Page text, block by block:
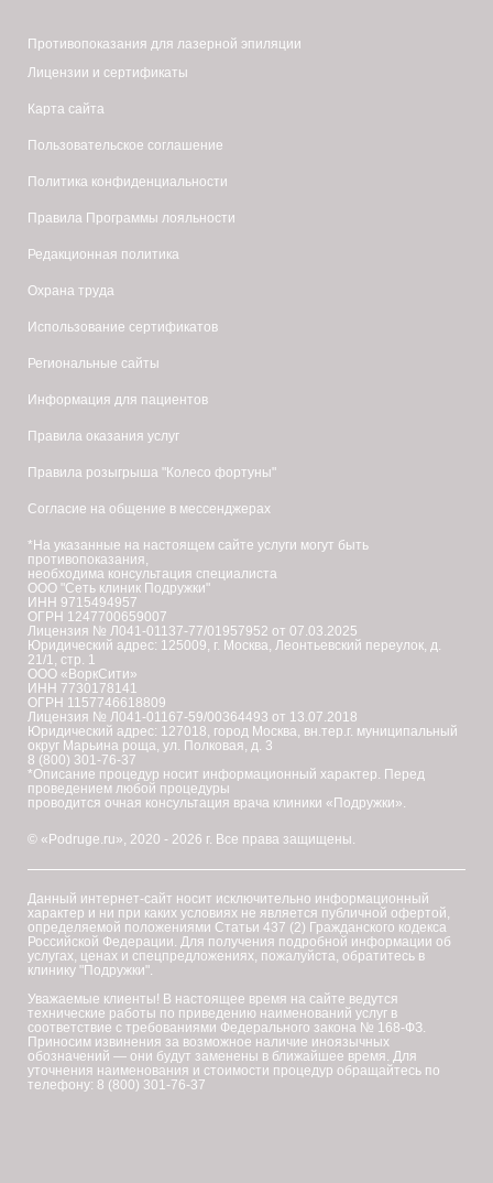
Противопоказания для лазерной эпиляции
Лицензии и сертификаты
Карта сайта
Пользовательское соглашение
Политика конфиденциальности
Правила Программы лояльности
Редакционная политика
Охрана труда
Использование сертификатов
Региональные сайты
Информация для пациентов
Правила оказания услуг
Правила розыгрыша "Колесо фортуны"
Согласие на общение в мессенджерах
*На указанные на настоящем сайте услуги могут быть
противопоказания,
необходима консультация специалиста
ООО "Сеть клиник Подружки"
ИНН 9715494957
ОГРН 1247700659007
Лицензия № Л041-01137-77/01957952 от 07.03.2025
Юридический адрес: 125009, г. Москва, Леонтьевский переулок, д.
21/1, стр. 1
ООО «ВоркСити»
ИНН 7730178141
ОГРН 1157746618809
Лицензия № Л041-01167-59/00364493 от 13.07.2018
Юридический адрес: 127018, город Москва, вн.тер.г. муниципальный
округ Марьина роща, ул. Полковая, д. 3
8 (800) 301-76-37
*Описание процедур носит информационный характер. Перед
проведением любой процедуры
проводится очная консультация врача клиники «Подружки».
© «Podruge.ru», 2020 - 2026 г. Все права защищены.
Данный интернет-сайт носит исключительно информационный
характер и ни при каких условиях не является публичной офертой,
определяемой положениями Статьи 437 (2) Гражданского кодекса
Российской Федерации. Для получения подробной информации об
услугах, ценах и спецпредложениях, пожалуйста, обратитесь в
клинику "Подружки".
Уважаемые клиенты! В настоящее время на сайте ведутся
технические работы по приведению наименований услуг в
соответствие с требованиями Федерального закона № 168-ФЗ.
Приносим извинения за возможное наличие иноязычных
обозначений — они будут заменены в ближайшее время. Для
уточнения наименования и стоимости процедур обращайтесь по
телефону: 8 (800) 301-76-37